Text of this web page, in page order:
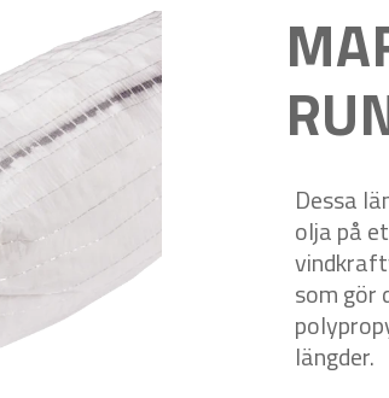
Dessa
olja på
som gör
längder.